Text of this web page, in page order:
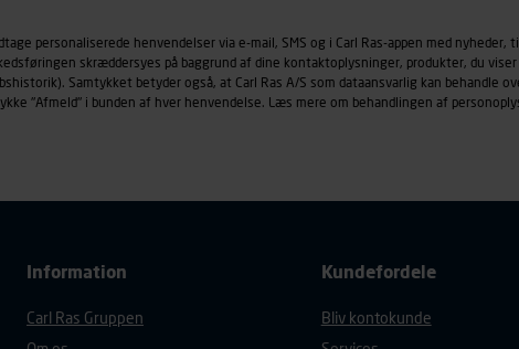
der anvendes.
persondatapolitik, der indeholder yderligere information om
personaliserede henvendelser via e-mail, SMS og i Carl Ras-appen med nyheder,
skræddersyes på baggrund af dine kontaktoplysninger, produkter, du
Samtykket betyder også, at Carl Ras A/S som dataansvarlig kan behandle
"Afmeld" i bunden af hver henvendelse. Læs mere om behandlingen af
Information
Carl Ras Gruppen
Kundefordele
Bliv kontokunde